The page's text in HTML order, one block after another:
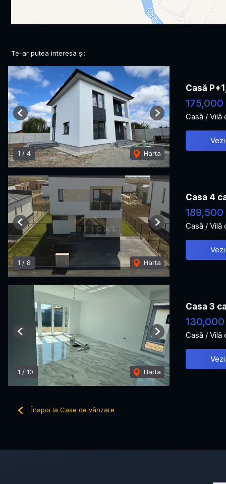
Te-ar putea interesa și:
1 / 4 Harta
Previous Next
Casă
175,000
Casă / Vilă
1 / 8 Harta
Previous Next
Casa 4
189,500
Casă / Vilă
1 / 10 Harta
Previous Next
Casa 3
Casă / Vilă
Înapoi la Case de vânzare